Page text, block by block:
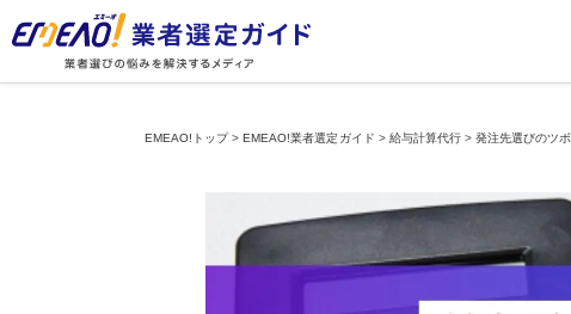
EMEAO!トップ>EMEAO!業者選定ガイド > 給与計算代行> 発注先選びのツボ